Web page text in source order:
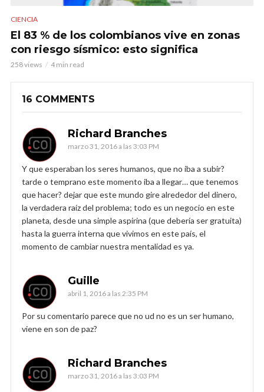
CIENCIA
El 83 % de los colombianos vive en zonas
con riesgo sísmico: esto significa
258 views 4 min read
16 COMMENTS
Richard Branches
marzo 31, 2016 a las 3:03 PM
Y que esperaban los seres humanos, que no iba a subir?
tarde o temprano este momento iba a llegar… que tenemos
que hacer? dejar que este mundo gire alrededor del dinero,
la verdadera raíz del problema; todo es un negocio en este
planeta, desde una simple aspirina (que debería ser gratuita)
hasta la guerra interna que vivimos en este país, el
momento de cambiar nuestra mentalidad es ya.
Guille
abril 1, 2016 a las 2:35 PM
Por su comentario parece que no ud no es un ser humano,
viene en son de paz?
Richard Branches
marzo 31, 2016 a las 3:03 PM